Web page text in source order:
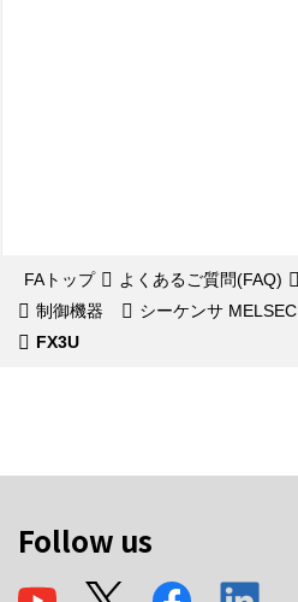
FAトップ よくあるご質問(FAQ)
制御機器
シーケンサ MELSEC
FX3U
Follow us